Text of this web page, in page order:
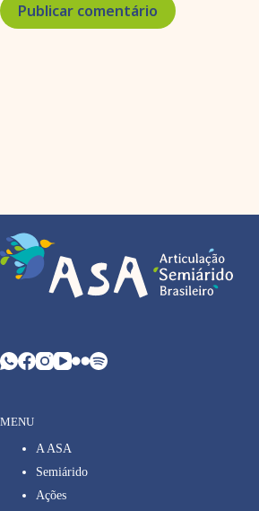
Publicar comentário
MENU
A ASA
Semiárido
Ações